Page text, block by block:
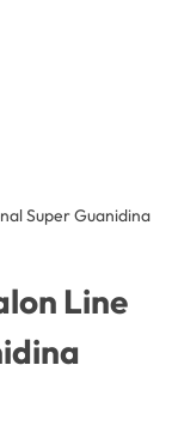
Super Guanidina
Line